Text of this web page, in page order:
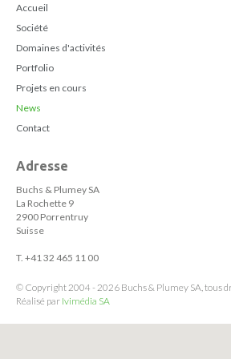
Accueil
Société
Domaines d'activités
Portfolio
Projets en cours
News
Contact
Adresse
Buchs & Plumey SA
La Rochette 9
2900 Porrentruy
Suisse
T. +41 32 465 11 00
© Copyright 2004 - 2026 Buchs & Plumey SA, tous
Réalisé par Ivimédia SA